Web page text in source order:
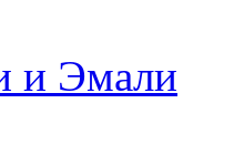
и Эмали